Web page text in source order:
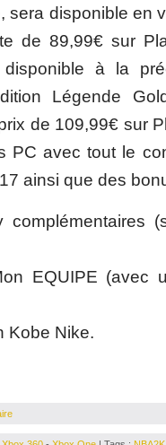
sera disponible en
de 89,99€ sur
à la
Légende
de 109,99€ sur
PC avec tout le
ainsi que des
complémentaires
EQUIPE (avec
Kobe Nike.